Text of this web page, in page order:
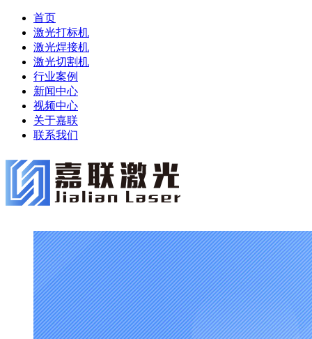
首页
激光打标机
激光焊接机
激光切割机
行业案例
新闻中心
视频中心
关于嘉联
联系我们